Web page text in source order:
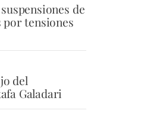
de
por tensiones
del
Galadari